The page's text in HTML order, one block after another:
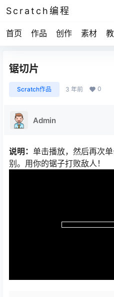
Scratch编程
首页 作品 创作 素材
锯切片
Scratch作品 3 年前 0
Admin
说明： 单击播放，然后再次
别。用你的锯子打败敌人！